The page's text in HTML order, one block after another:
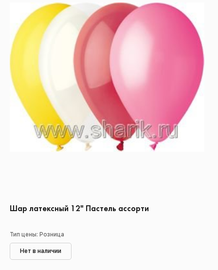
Шар латексный 12" Пастель ассорти
Тип цены: Розница
Нет в наличии